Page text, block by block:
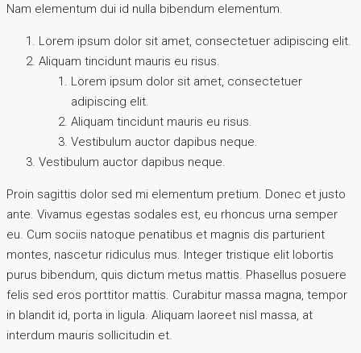
Nam elementum dui id nulla bibendum elementum.
Lorem ipsum dolor sit amet, consectetuer adipiscing elit.
Aliquam tincidunt mauris eu risus.
Lorem ipsum dolor sit amet, consectetuer
adipiscing elit.
Aliquam tincidunt mauris eu risus.
Vestibulum auctor dapibus neque.
Vestibulum auctor dapibus neque.
Proin sagittis dolor sed mi elementum pretium. Donec et justo
ante. Vivamus egestas sodales est, eu rhoncus urna semper
eu. Cum sociis natoque penatibus et magnis dis parturient
montes, nascetur ridiculus mus. Integer tristique elit lobortis
purus bibendum, quis dictum metus mattis. Phasellus posuere
felis sed eros porttitor mattis. Curabitur massa magna, tempor
in blandit id, porta in ligula. Aliquam laoreet nisl massa, at
interdum mauris sollicitudin et.